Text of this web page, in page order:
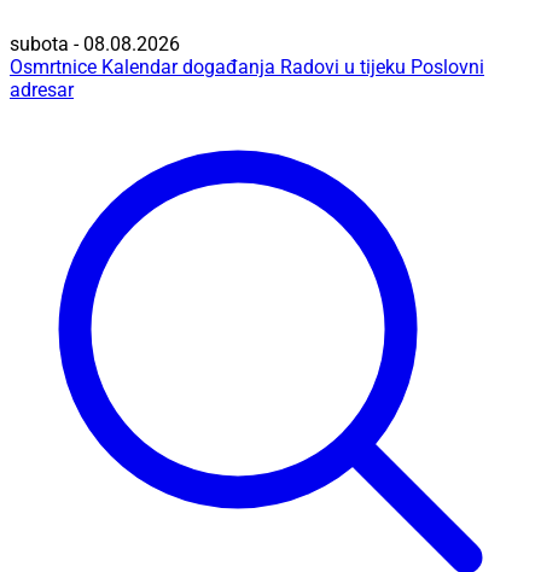
subota - 08.08.2026
Osmrtnice Kalendar događanja Radovi u tijeku Poslovni
adresar